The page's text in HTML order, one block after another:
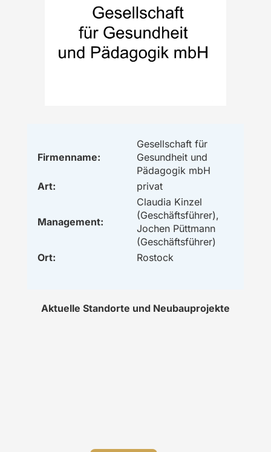
Firmenname:
Gesellschaft für
Gesundheit und
Pädagogik mbH
Art:
privat
Management:
Claudia Kinzel
(Geschäftsführer),
Jochen Püttmann
(Geschäftsführer)
Ort:
Rostock
Aktuelle Standorte und Neubauprojekte